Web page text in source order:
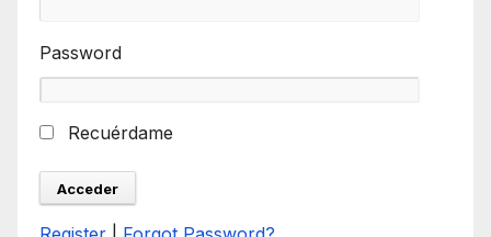
Password
Recuérdame